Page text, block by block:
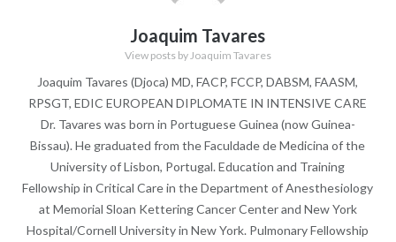
Joaquim Tavares
View posts by Joaquim Tavares
Joaquim Tavares (Djoca) MD, FACP, FCCP, DABSM, FAASM,
RPSGT, EDIC EUROPEAN DIPLOMATE IN INTENSIVE CARE
Dr. Tavares was born in Portuguese Guinea (now Guinea-
Bissau). He graduated from the Faculdade de Medicina of the
University of Lisbon, Portugal. Education and Training
Fellowship in Critical Care in the Department of Anesthesiology
at Memorial Sloan Kettering Cancer Center and New York
Hospital/Cornell University in New York. Pulmonary Fellowship